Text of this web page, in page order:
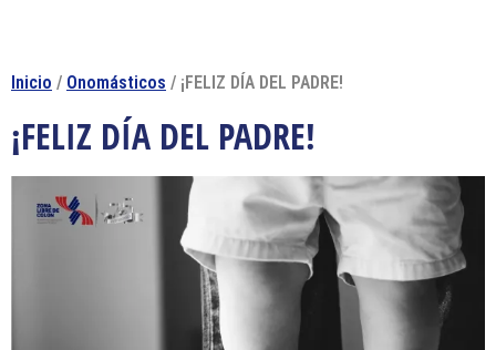
Inicio / Onomásticos / ¡FELIZ DÍA DEL PADRE!
¡FELIZ DÍA DEL PADRE!